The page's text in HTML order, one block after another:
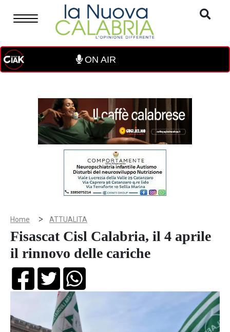
ON AIR
Home > ATTUALITA
Fisascat Cisl Calabria, il 4 aprile
il rinnovo delle cariche